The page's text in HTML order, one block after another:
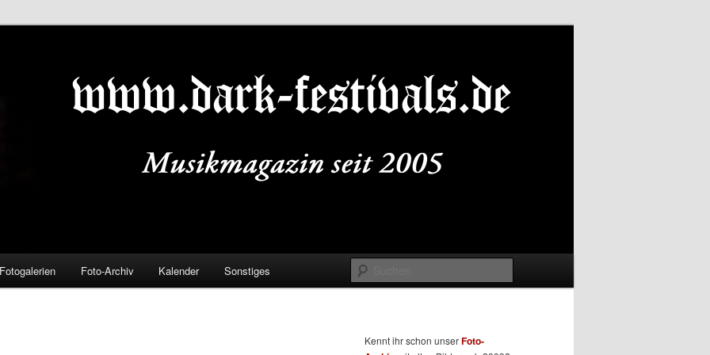
Fotogalerien Foto-Archiv Kalender Sonstiges
Kennt ihr schon unserFoto-